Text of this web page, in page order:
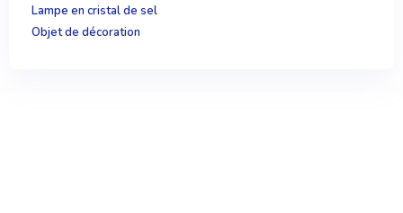
Lampe en cristal de sel
Objet de décoration